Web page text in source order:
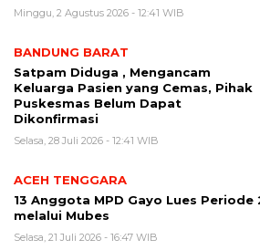
Minggu, 2 Agustus 2026 - 12:41 WIB
BANDUNG BARAT
Satpam Diduga , Mengancam
Keluarga Pasien yang Cemas, Pihak
Puskesmas Belum Dapat
Dikonfirmasi
Selasa, 28 Juli 2026 - 12:41 WIB
ACEH TENGGARA
13 Anggota MPD Gayo Lues
melalui Mubes
Selasa, 21 Juli 2026 - 16:47 WIB